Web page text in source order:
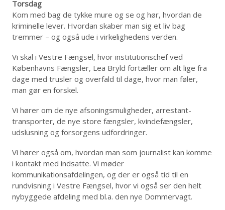
Torsdag
Kom med bag de tykke mure og se og hør, hvordan de
kriminelle lever. Hvordan skaber man sig et liv bag
tremmer – og også ude i virkelighedens verden.
Vi skal i Vestre Fængsel, hvor institutionschef ved
Københavns Fængsler, Lea Bryld fortæller om alt lige fra
dage med trusler og overfald til dage, hvor man føler,
man gør en forskel.
Vi hører om de nye afsoningsmuligheder, arrestant-
transporter, de nye store fængsler, kvindefængsler,
udslusning og forsorgens udfordringer.
Vi hører også om, hvordan man som journalist kan komme
i kontakt med indsatte. Vi møder
kommunikationsafdelingen, og der er også tid til en
rundvisning i Vestre Fængsel, hvor vi også ser den helt
nybyggede afdeling med bl.a. den nye Dommervagt.